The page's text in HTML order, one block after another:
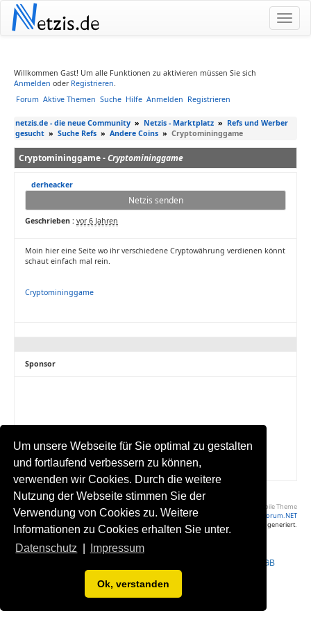
Um unsere Webseite für Sie optimal zu gestalten
und fortlaufend verbessern zu können,
verwenden wir Cookies. Durch die weitere
Nutzung der Webseite stimmen Sie der
Verwendung von Cookies zu. Weitere
Informationen zu Cookies erhalten Sie unter.
Datenschutz
Impressum
Ok, verstanden
Netzis.de
Willkommen Gast! Um alle Funktionen zu aktivieren müssen Sie sich
Anmelden oder Registrieren.
Forum Aktive Themen Suche Hilfe Anmelden Registrieren
netzis.de - die neue Community » Netzis - Marktplatz » Refs und Werber
gesucht » Suche Refs » Andere Coins » Cryptomininggame
Cryptomininggame -Cryptomininggame
derheacker
Netzis senden
Geschrieben : vor 6 Jahren
Moin hier eine Seite wo ihr verschiedene Cryptowährung verdienen könnt
schaut einfach mal rein.
Cryptomininggame
Sponsor
Yaf Mobile Theme
Powered by YAF.NET| YAF.NET © 2003-2026, Yet Another Forum.NET
Diese Seite wurde in 0.026 Sekunden generiert.
AGB